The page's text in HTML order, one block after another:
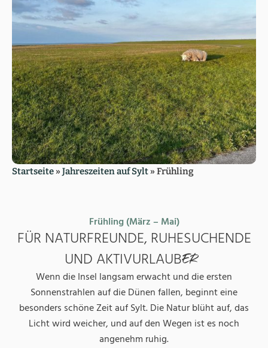
Startseite » Jahreszeiten auf Sylt » Frühling
Frühling (März – Mai)
FÜR NATURFREUNDE, RUHESUCHENDE
UND AKTIVURLAUB
Wenn die Insel langsam erwacht und die ersten
Sonnenstrahlen auf die Dünen fallen, beginnt eine
besonders schöne Zeit auf Sylt. Die Natur blüht auf, das
Licht wird weicher, und auf den Wegen ist es noch
angenehm ruhig.